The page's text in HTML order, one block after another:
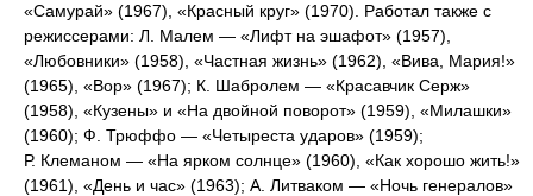
«Самурай» (1967), «Красный круг» (1970). Работал также с
режиссерами: Л. Малем — «Лифт на эшафот» (1957),
«Любовники» (1958), «Частная жизнь» (1962), «Вива, Мария!»
(1965), «Вор» (1967); К. Шабролем — «Красавчик Серж»
(1958), «Кузены» и «На двойной поворот» (1959), «Милашки»
(1960); Ф. Трюффо — «Четыреста ударов» (1959);
Р. Клеманом — «На ярком солнце» (1960), «Как хорошо жить!»
(1961), «День и час» (1963); А. Литваком — «Ночь генералов»